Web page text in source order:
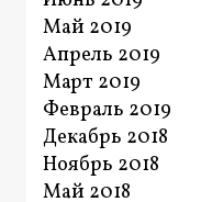
Май 2019
Апрель 2019
Март 2019
Февраль 2019
Декабрь 2018
Ноябрь 2018
Май 2018